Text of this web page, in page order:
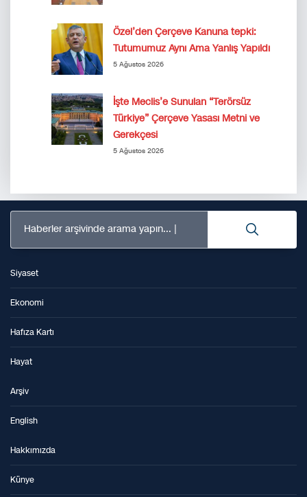
Özel’den Çerçeve Kanuna tepki:
Tutumumuz Aynı Ama Yanlış Yapıldı
5 Ağustos 2026
İşte Meclis’e Sunulan “Terörsüz
Türkiye” Çerçeve Yasası Metni ve
Gerekçesi
5 Ağustos 2026
Haberler arşivinde arama yapın...
Siyaset
Ekonomi
Hafıza Kartı
Hayat
Arşiv
English
Hakkımızda
Künye